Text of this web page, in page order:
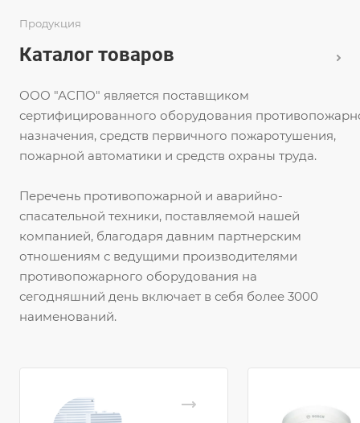
Продукция
Каталог товаров
ООО "АСПО" является поставщиком
сертифицированного оборудования
назначения, средств первичного пожаротушения,
пожарной автоматики и средств охраны труда.
Перечень противопожарной и аварийно-
спасательной техники, поставляемой нашей
компанией, благодаря давним партнерским
отношениям с ведущими производителями
противопожарного оборудования на
сегодняшний день включает в себя более 3000
наименований.